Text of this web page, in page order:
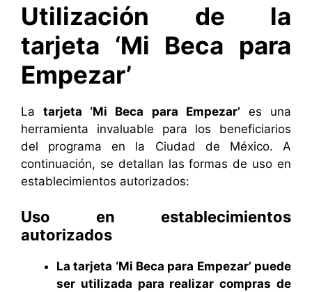
Utilización de la
tarjeta ‘Mi Beca para
Empezar’
Latarjeta ‘Mi Beca para Empezar’es una
herramienta invaluable para los beneficiarios
del programa en la Ciudad de México. A
continuación, se detallan las formas de uso en
establecimientos autorizados:
Uso en establecimientos
autorizados
La tarjeta ‘Mi Beca para Empezar’ puede
ser utilizada para realizar compras de